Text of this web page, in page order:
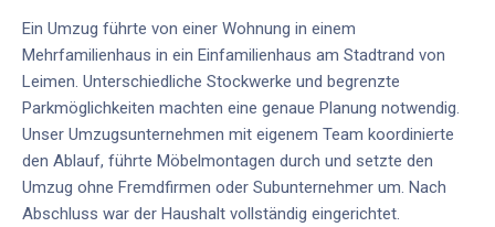
Ein Umzug führte von einer Wohnung in einem
Mehrfamilienhaus in ein Einfamilienhaus am Stadtrand von
Leimen. Unterschiedliche Stockwerke und begrenzte
Parkmöglichkeiten machten eine genaue Planung notwendig.
Unser Umzugsunternehmen mit eigenem Team koordinierte
den Ablauf, führte Möbelmontagen durch und setzte den
Umzug ohne Fremdfirmen oder Subunternehmer um. Nach
Abschluss war der Haushalt vollständig eingerichtet.